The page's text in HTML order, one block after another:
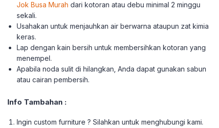
Jok Busa Murah dari kotoran atau debu minimal 2 minggu
sekali.
Usahakan untuk menjauhkan air berwarna ataupun zat kimia
keras.
Lap dengan kain bersih untuk membersihkan kotoran yang
menempel.
Apabila noda sulit di hilangkan, Anda dapat gunakan sabun
atau cairan pembersih.
Info Tambahan :
Ingin custom furniture ? Silahkan untuk menghubungi kami.